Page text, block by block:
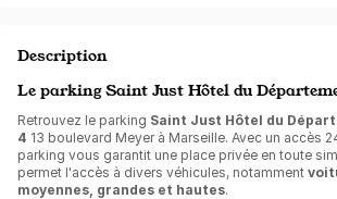
Description
Le parking Saint Just Hôtel du
Retrouvez le parking Saint Just Hôtel du
4 13 boulevard Meyer à Marseille. Avec un accès
parking vous garantit une place privée en toute
permet l'accès à divers véhicules, notamment
moyennes, grandes et hautes.